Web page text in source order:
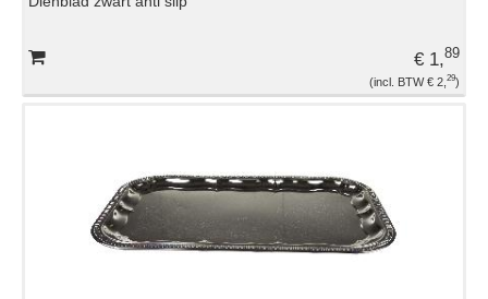
WARMHOUDAPPARATUUR
€ 1,89
€ 2, 29